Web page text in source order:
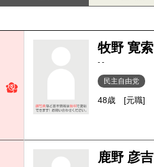
牧野 寛索
- -
民主自由党
48歳 [元職]
鹿野 彦吉